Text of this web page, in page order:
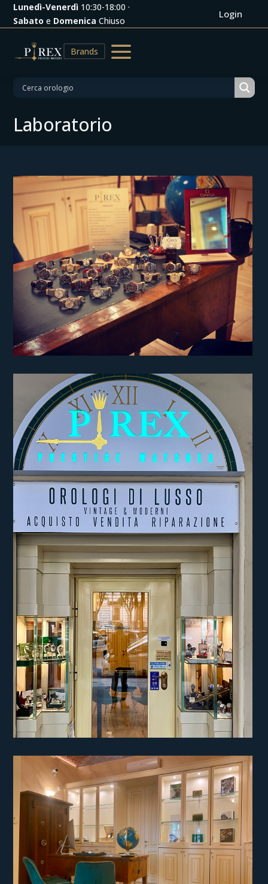
Lunedì-Venerdì 10:30-18:00 ·
Sabato e Domenica Chiuso
Login
Brands a
Laboratorio